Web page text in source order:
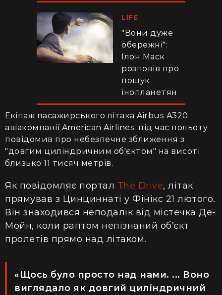
LIFE
"Вони дуже
обережні":
Ілон Маск
розповів про
пошук
інопланетян
Екіпаж пасажирського літака Airbus A320
авіакомпанії American Airlines, під час польоту
повідомив про небезпечне зближення з
"довгим циліндричним об'єктом" на висоті
близько 11 тисяч метрів.
Як повідомляє портал The Drive, літак
прямував з Цинциннаті у Фінікс 21 лютого.
Він знаходився неподалік від містечка Де-
Мойн, коли раптом непізнаний об’єкт
пролетів прямо над літаком.
«Щось було просто над нами. ... Воно
виглядало як довгий циліндричний